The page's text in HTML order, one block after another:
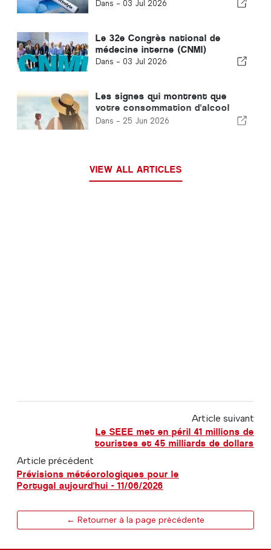
Dans - 03 Jul 2026
Le 32e Congrès national de
médecine interne (CNMI)
Dans - 03 Jul 2026
Les signes qui montrent que
votre consommation d'alcool
cet été est hors de contrôle
Dans - 25 Jun 2026
VIEW ALL ARTICLES
Article suivant
Le SEEE met en péril 41 millions de
touristes et 45 milliards de dollars
Article précédent
Prévisions météorologiques pour le
Portugal aujourd'hui - 11/06/2026
← Retourner à la page précédente